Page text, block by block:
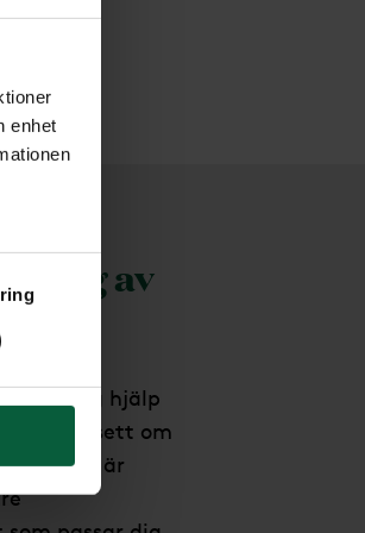
enhet
av
och trygg hjälp
- oavsett om
Du är